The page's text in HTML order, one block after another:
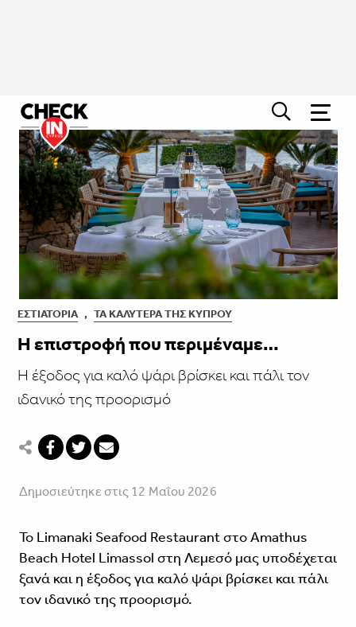
ΕΣΤΙΑΤΌΡΙΑ , ΤΑ ΚΑΛΎΤΕΡΑ ΤΗΣ ΚΎΠΡΟΥ
Η επιστροφή που περιμέναμε…
Η έξοδος για καλό ψάρι βρίσκει και πάλι τον
ιδανικό της προορισμό
Δημοσιεύτηκε στις 12 Μαΐου 2026
Το Limanaki Seafood Restaurant στο Amathus
Beach Hotel Limassol στη Λεμεσό μας υποδέχεται
ξανά και η έξοδος για καλό ψάρι βρίσκει και πάλι
τον ιδανικό της προορισμό.